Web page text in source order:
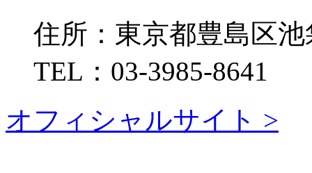
住所： 東京都豊島区池
TEL： 03-3985-8641
オフィシャルサイト >